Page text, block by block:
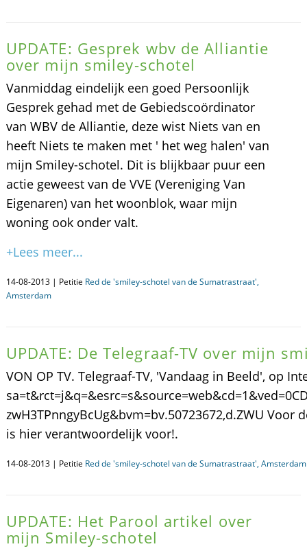
UPDATE: Gesprek wbv de Alliantie
over mijn smiley-schotel
Vanmiddag eindelijk een goed Persoonlijk
Gesprek gehad met de Gebiedscoördinator
van WBV de Alliantie, deze wist Niets van en
heeft Niets te maken met ' het weg halen' van
mijn Smiley-schotel. Dit is blijkbaar puur een
actie geweest van de VVE (Vereniging Van
Eigenaren) van het woonblok, waar mijn
woning ook onder valt.
+Lees meer...
14-08-2013 | Petitie Red de 'smiley-schotel van de Sumatrastraat',
Amsterdam
UPDATE: De Telegraaf-TV over mijn
VON OP TV. Telegraaf-TV, 'Vandaag in Beeld', op
zwH3TPnngyBcUg&bvm=bv.50723672,d.ZWU
is hier verantwoordelijk voor!.
14-08-2013 | Petitie Red de 'smiley-schotel van de Sumatrastraat', Amsterdam
UPDATE: Het Parool artikel over
mijn Smiley-schotel